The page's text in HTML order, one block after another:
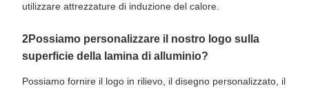
utilizzare attrezzature di induzione del calore.
2Possiamo personalizzare il nostro logo sulla
superficie della lamina di alluminio?
Possiamo fornire il logo in rilievo, il disegno personalizzato, il